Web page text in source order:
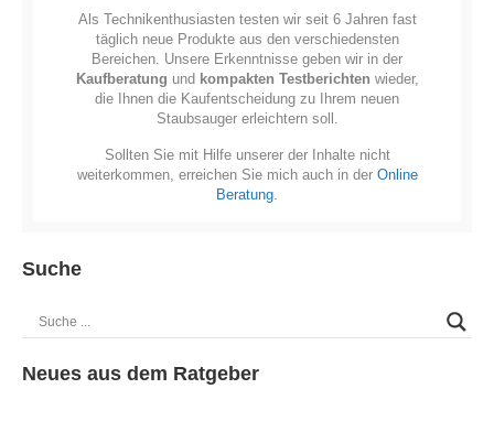
Als Technikenthusiasten testen wir seit 6 Jahren fast
täglich neue Produkte aus den verschiedensten
Bereichen. Unsere Erkenntnisse geben wir in der
Kaufberatung und kompakten Testberichten wieder,
die Ihnen die Kaufentscheidung zu Ihrem neuen
Staubsauger erleichtern soll.
Sollten Sie mit Hilfe unserer der Inhalte nicht
weiterkommen, erreichen Sie mich auch in der Online
Beratung
Suche
Neues aus dem Ratgeber